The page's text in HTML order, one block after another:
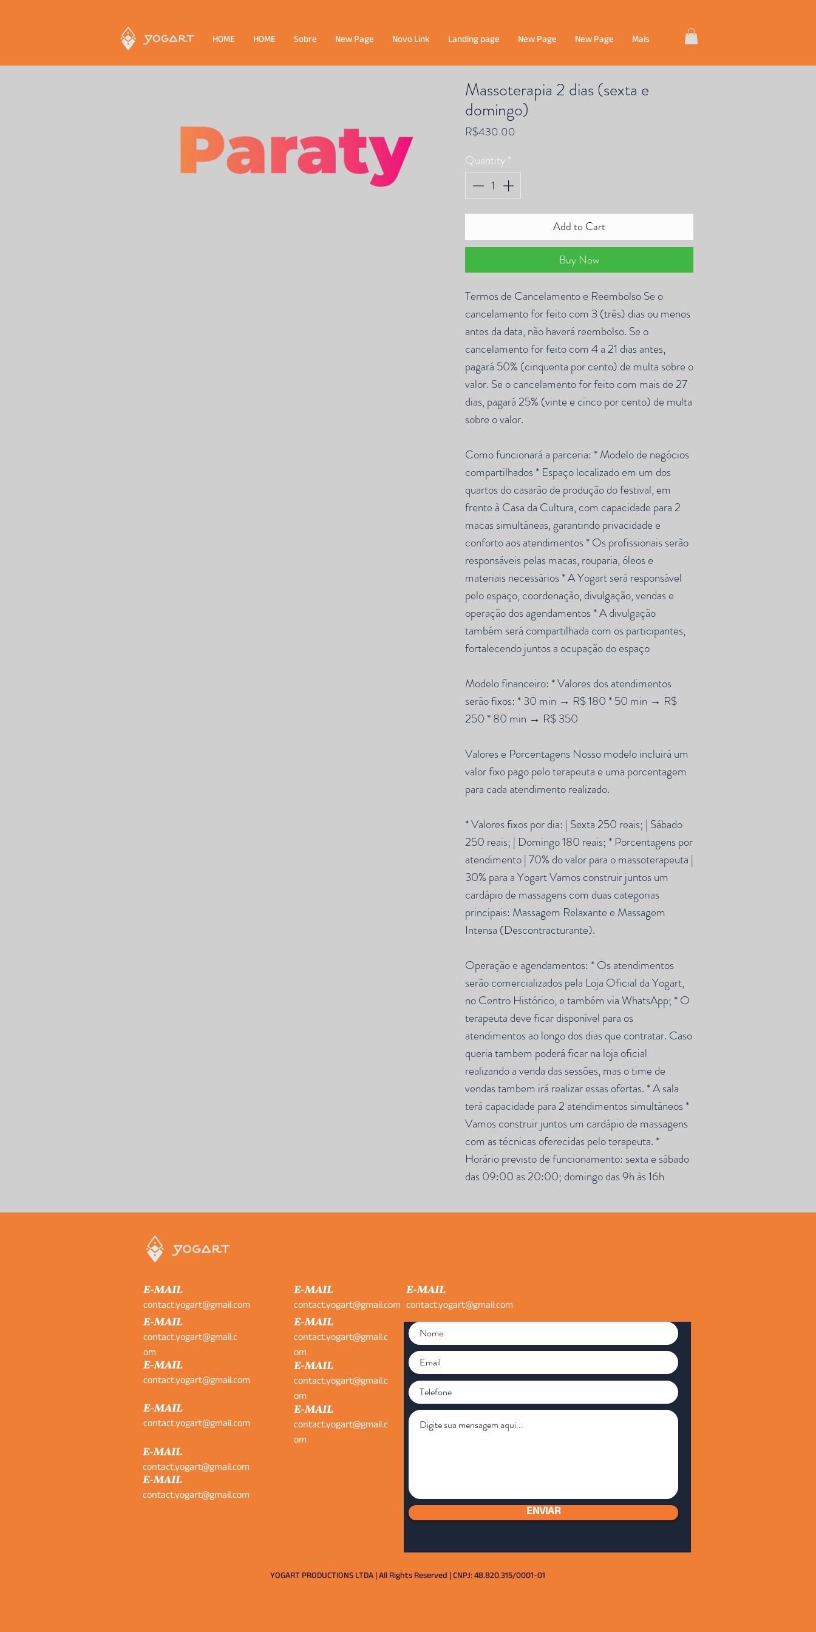
HOME HOME Sobre New Page Novo Link Landing page New Page New Page Mais
Massoterapia 2 dias (sexta e
domingo)
R$430.00
Quantity*
Add to Cart
Buy Now
Termos de Cancelamento e Reembolso Se o
cancelamento for feito com 3 (três) dias ou menos
antes da data, não haverá reembolso. Se o
cancelamento for feito com 4 a 21 dias antes,
pagará 50% (cinquenta por cento) de multa sobre o
valor. Se o cancelamento for feito com mais de 27
dias, pagará 25% (vinte e cinco por cento) de multa
sobre o valor.
Como funcionará a parceria: * Modelo de negócios
compartilhados * Espaço localizado em um dos
quartos do casarão de produção do festival, em
frente à Casa da Cultura, com capacidade para 2
macas simultâneas, garantindo privacidade e
conforto aos atendimentos * Os profissionais serão
responsáveis pelas macas, rouparia, óleos e
materiais necessários * A Yogart será responsável
pelo espaço, coordenação, divulgação, vendas e
operação dos agendamentos * A divulgação
também será compartilhada com os participantes,
fortalecendo juntos a ocupação do espaço
Modelo financeiro: * Valores dos atendimentos
serão fixos: * 30 min → R$ 180 * 50 min → R$
250 * 80 min → R$ 350
Valores e Porcentagens Nosso modelo incluirá um
valor fixo pago pelo terapeuta e uma porcentagem
para cada atendimento realizado.
* Valores fixos por dia: | Sexta 250 reais; | Sábado
250 reais; | Domingo 180 reais; * Porcentagens por
atendimento | 70% do valor para o massoterapeuta |
30% para a Yogart Vamos construir juntos um
cardápio de massagens com duas categorias
principais: Massagem Relaxante e Massagem
Intensa (Descontracturante).
Operação e agendamentos: * Os atendimentos
serão comercializados pela Loja Oficial da Yogart,
no Centro Histórico, e também via WhatsApp; * O
terapeuta deve ficar disponível para os
atendimentos ao longo dos dias que contratar. Caso
queria tambem poderá ficar na loja oficial
realizando a venda das sessões, mas o time de
vendas tambem irá realizar essas ofertas. * A sala
terá capacidade para 2 atendimentos simultâneos *
Vamos construir juntos um cardápio de massagens
com as técnicas oferecidas pelo terapeuta. *
Horário previsto de funcionamento: sexta e sábado
das 09:00 as 20:00; domingo das 9h às 16h
E-MAIL
contact.yogart@gmail.com
E-MAIL
contact.yogart@gmail.c
om
E-MAIL
contact.yogart@gmail.com
E-MAIL
contact.yogart@gmail.com
E-MAIL
contact.yogart@gmail.com
E-MAIL
contact.yogart@gmail.com
E-MAIL
contact.yogart@gmail.com
E-MAIL
contact.yogart@gmail.com
E-MAIL
contact.yogart@gmail.c
om
E-MAIL
contact.yogart@gmail.c
om
E-MAIL
contact.yogart@gmail.c
om
ENVIAR
YOGART PRODUCTIONS LTDA | All Rights Reserved | CNPJ: 48.820.315/0001-01